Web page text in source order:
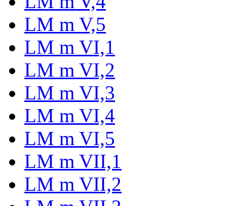
LM m V,5
LM m VI,1
LM m VI,2
LM m VI,3
LM m VI,4
LM m VI,5
LM m VII,1
LM m VII,2